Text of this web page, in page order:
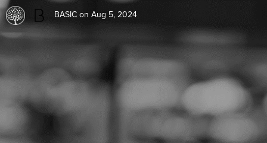
BASIC on Aug 5, 2024